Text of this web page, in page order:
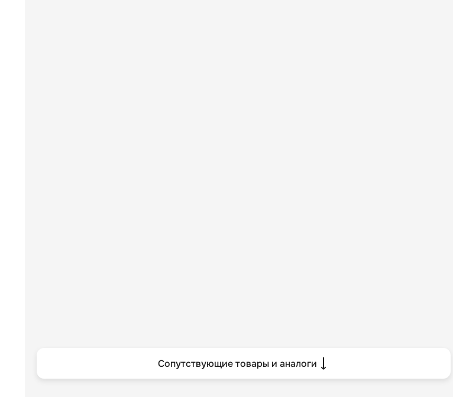
Сопутствующие товары и аналоги